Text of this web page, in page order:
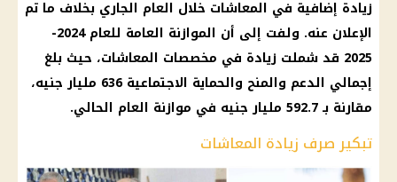
زيادة إضافية في المعاشات خلال العام الجاري بخلاف ما تم
الإعلان عنه. ولفت إلى أن الموازنة العامة للعام 2024-
2025 قد شملت زيادة في مخصصات المعاشات، حيث بلغ
إجمالي الدعم والمنح والحماية الاجتماعية 636 مليار جنيه،
مقارنة بـ 592.7 مليار جنيه في موازنة العام الحالي.
تبكير صرف زيادة المعاشات